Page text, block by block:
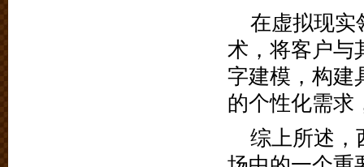
在虚拟现实
术，将客户与
字建模，构建
的个性化需求
综上所述，